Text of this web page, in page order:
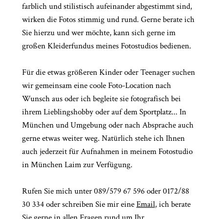
farblich und stilistisch aufeinander abgestimmt sind,
wirken die Fotos stimmig und rund. Gerne berate ich
Sie hierzu und wer möchte, kann sich gerne im
großen Kleiderfundus meines Fotostudios bedienen.
Für die etwas größeren Kinder oder Teenager suchen
wir gemeinsam eine coole Foto-Location nach
Wunsch aus oder ich begleite sie fotografisch bei
ihrem Lieblingshobby oder auf dem Sportplatz... In
München und Umgebung oder nach Absprache auch
gerne etwas weiter weg. Natürlich stehe ich Ihnen
auch jederzeit für Aufnahmen in meinem Fotostudio
in München Laim zur Verfügung.
Rufen Sie mich unter 089/579 67 596 oder 0172/88
30 334 oder schreiben Sie mir eineEmail, ich berate